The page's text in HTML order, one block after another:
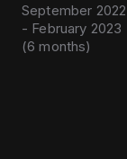
September 2022
- February 2023
(6 months)